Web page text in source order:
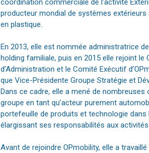
coordination commerciale de l’activité
producteur mondial de systèmes extérieurs
en plastique.
En 2013, elle est nommée administratrice
holding familiale, puis en 2015 elle rejoint le
d’Administration et le Comité Exécutif
que Vice-Présidente Groupe Stratégie et
Dans ce cadre, elle a mené de
groupe en tant qu’acteur purement
portefeuille de produits et technologie dans
élargissant ses responsabilités aux
Avant de rejoindre OPmobility, elle a